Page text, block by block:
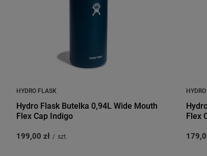
HYDRO FLASK
Hydro Flask Butelka 0,94L Wide Mouth
Flex Cap Indigo
199,00 zł / szt.
Flex